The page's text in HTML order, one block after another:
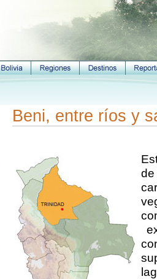
Beni, entre ríos y